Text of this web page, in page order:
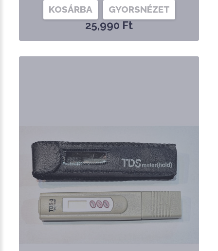
25,990 Ft
KOSÁRBA GYORSNÉZET